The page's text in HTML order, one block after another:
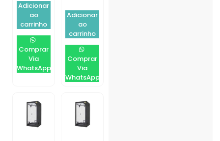
Adicionar
ao
carrinho
Comprar
Via
WhatsApp
Adicionar
ao
carrinho
Comprar
Via
WhatsApp